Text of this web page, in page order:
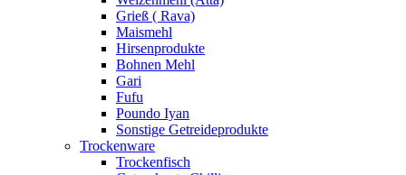
Grieß ( Rava)
Maismehl
Hirsenprodukte
Bohnen Mehl
Gari
Fufu
Poundo Iyan
Sonstige Getreideprodukte
Trockenware
Trockenfisch